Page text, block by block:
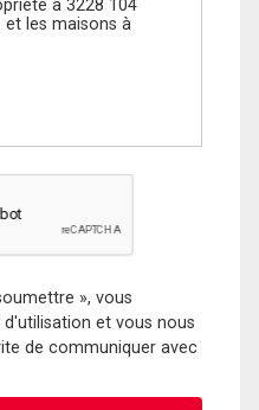
», vous
et vous nous
de communiquer avec